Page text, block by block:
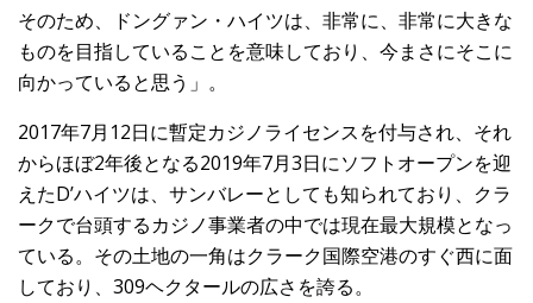
そのため、ドングァン・ハイツは、非常に、非常に大きな
ものを目指していることを意味しており、今まさにそこに
向かっていると思う」。
2017年7月12日に暫定カジノライセンスを付与され、それ
からほぼ2年後となる2019年7月3日にソフトオープンを迎
えたD’ハイツは、サンバレーとしても知られており、クラ
ークで台頭するカジノ事業者の中では現在最大規模となっ
ている。その土地の一角はクラーク国際空港のすぐ西に面
しており、309ヘクタールの広さを誇る。